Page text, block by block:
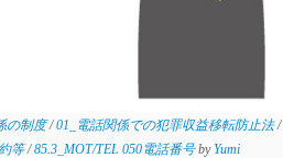
の制度/01_電話関係での犯罪収益移転防止法/
等/85.3_MOT/TEL 050電話番号byYumi